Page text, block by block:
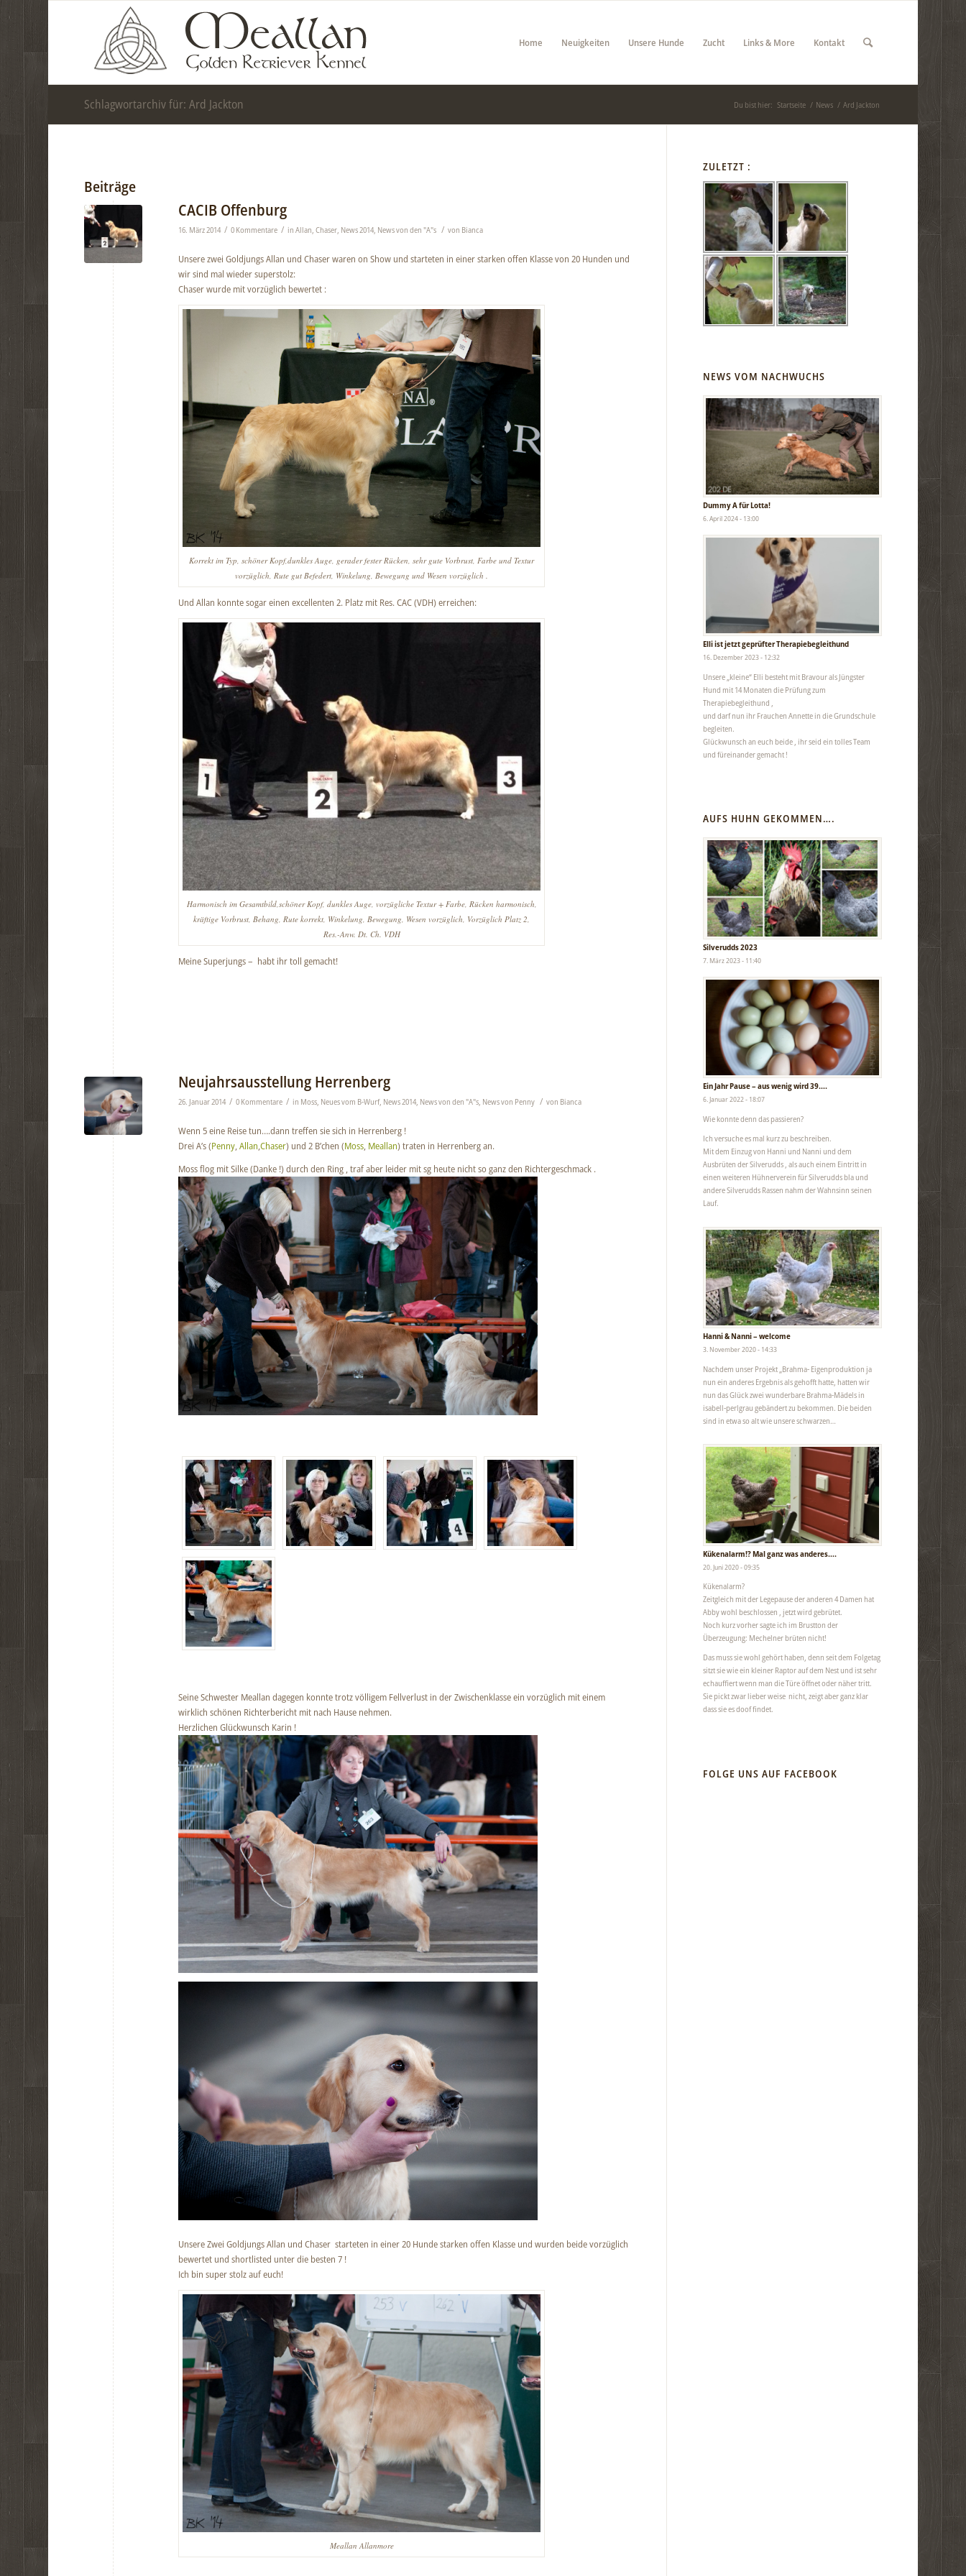
Home Neuigkeiten Unsere Hunde Zucht Links & More Kontakt
Schlagwortarchiv für: Ard Jackton Du bist hier: Startseite / News / Ard Jackton
Beiträge
CACIB Offenburg
16. März 2014 / 0 Kommentare / inAllan,Chaser, News 2014, News von den "A"s / von Bianca
Unsere zwei Goldjungs Allan und Chaser waren on Show und starteten in einer starken offen Klasse von 20 Hunden und
wir sind mal wieder superstolz:
Chaser wurde mit vorzüglich bewertet :
Korrekt im Typ, schöner Kopf,dunkles Auge, gerader fester Rücken, sehr gute Vorbrust, Farbe und Textur
vorzüglich, Rute gut Befedert, Winkelung, Bewegung und Wesen vorzüglich .
Und Allan konnte sogar einen excellenten 2. Platz mit Res. CAC (VDH) erreichen:
Harmonisch im Gesamtbild,schöner Kopf, dunkles Auge, vorzügliche Textur + Farbe, Rücken harmonisch,
kräftige Vorbrust, Behang, Rute korrekt, Winkelung, Bewegung, Wesen vorzüglich, Vorzüglich Platz 2,
Res.-Anw. Dt. Ch. VDH
Meine Superjungs – habt ihr toll gemacht!
Neujahrsausstellung Herrenberg
26. Januar 2014 / 0 Kommentare / in Moss Neues vom B-Wurf, News 2014, News von den "A"s News von Penny / von Bianca
Wenn 5 eine Reise tun….dann treffen sie sich in Herrenberg !
Drei A’s (Penny ,Allan ,Chaser) und 2 B’chen (Moss Meallan) traten in Herrenberg an.
Moss flog mit Silke (Danke !) durch den Ring , traf aber leider mit sg heute nicht so ganz den Richtergeschmack .
Seine Schwester Meallan dagegen konnte trotz völligem Fellverlust in der Zwischenklasse ein vorzüglich mit einem
wirklich schönen Richterbericht mit nach Hause nehmen.
Herzlichen Glückwunsch Karin !
Unsere Zwei Goldjungs Allan und Chaser starteten in einer 20 Hunde starken offen Klasse und wurden beide vorzüglich
bewertet und shortlisted unter die besten 7 !
Ich bin super stolz auf euch!
Meallan Allanmore
ZULETZT :
NEWS VOM NACHWUCHS
Dummy A für Lotta!
6. April 2024 - 13:00
Elli ist jetzt geprüfter Therapiebegleithund
16. Dezember 2023 - 12:32
Unsere „kleine“ Elli besteht mit Bravour als Jüngster
Hund mit 14 Monaten die Prüfung zum
Therapiebegleithund ,
und darf nun ihr Frauchen Annette in die Grundschule
begleiten.
Glückwunsch an euch beide , ihr seid ein tolles Team
und füreinander gemacht !
AUFS HUHN GEKOMMEN….
Silverudds 2023
7. März 2023 - 11:40
Ein Jahr Pause – aus wenig wird 39….
6. Januar 2022 - 18:07
Wie konnte denn das passieren?
Ich versuche es mal kurz zu beschreiben.
Mit dem Einzug von Hanni und Nanni und dem
Ausbrüten der Silverudds , als auch einem Eintritt in
einen weiteren Hühnerverein für Silverudds bla und
andere Silverudds Rassen nahm der Wahnsinn seinen
Lauf.
Hanni & Nanni – welcome
3. November 2020 - 14:33
Nachdem unser Projekt „Brahma- Eigenproduktion ja
nun ein anderes Ergebnis als gehofft hatte, hatten wir
nun das Glück zwei wunderbare Brahma-Mädels in
isabell-perlgrau gebändert zu bekommen. Die beiden
sind in etwa so alt wie unsere schwarzen…
Kükenalarm!? Mal ganz was anderes….
20. Juni 2020 - 09:35
Kükenalarm?
Zeitgleich mit der Legepause der anderen 4 Damen hat
Abby wohl beschlossen , jetzt wird gebrütet.
Noch kurz vorher sagte ich im Brustton der
Überzeugung: Mechelner brüten nicht!
Das muss sie wohl gehört haben, denn seit dem Folgetag
sitzt sie wie ein kleiner Raptor auf dem Nest und ist sehr
echauffiert wenn man die Türe öffnet oder näher tritt.
Sie pickt zwar lieber weise nicht, zeigt aber ganz klar
dass sie es doof findet.
FOLGE UNS AUF FACEBOOK